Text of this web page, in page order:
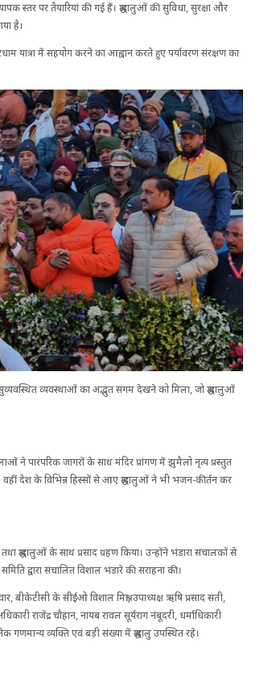
स्तर पर तैयारियां की गई हैं। श्रद्धालुओं की सुविधा, सुरक्षा और
है।
यात्रा में सहयोग करने का आह्वान करते हुए पर्यावरण संरक्षण का
व्यवस्थाओं का अद्भुत संगम देखने को मिला, जो श्रद्धालुओं
ने पारंपरिक जागरों के साथ मंदिर प्रांगण में झुमैलो नृत्य प्रस्तुत
देश के विभिन्न हिस्सों से आए श्रद्धालुओं ने भी भजन-कीर्तन कर
श्रद्धालुओं के साथ प्रसाद ग्रहण किया। उन्होंने भंडारा संचालकों से
द्वारा संचालित विशाल भंडारे की सराहना की।
के सीईओ विशाल मिश्रा, उपाध्यक्ष ऋषि प्रसाद सती,
राजेंद्र चौहान, नायब रावल सूर्यराग नंबूदरी, धर्माधिकारी
गणमान्य व्यक्ति एवं बड़ी संख्या में श्रद्धालु उपस्थित रहे।